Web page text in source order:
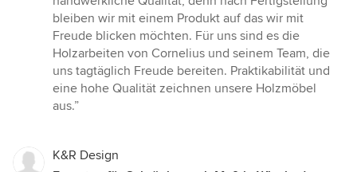
5
Sternen
bleiben wir mit einem Produkt auf das wir mit
Freude blicken möchten. Für uns sind es die
Holzarbeiten von Cornelius und seinem Team, die
uns tagtäglich Freude bereiten. Praktikabilität und
eine hohe Qualität zeichnen unsere Holzmöbel
aus.”
K&R Design